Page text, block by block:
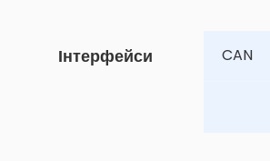
Інтерфейси CAN